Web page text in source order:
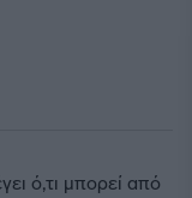
ό,τι μπορεί από